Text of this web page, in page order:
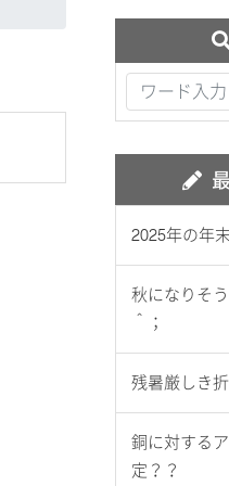
2025年の年
秋になりそ
＾；
残暑厳しき
銅に対する
定？？